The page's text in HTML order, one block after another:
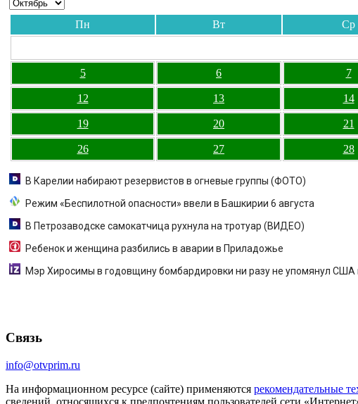
Пн Вт Ср
5 6 7
12 13 14
19 20 21
26 27 28
В Карелии набирают резервистов в огневые группы (ФОТО)
Режим «Беспилотной опасности» ввели в Башкирии 6 августа
В Петрозаводске самокатчица рухнула на тротуар (ВИДЕО)
Ребенок и женщина разбились в аварии в Приладожье
Мэр Хиросимы в годовщину бомбардировки ни разу не упомянул США
Связь
info@otvprim.ru
На информационном ресурсе (сайте) применяются рекомендательные